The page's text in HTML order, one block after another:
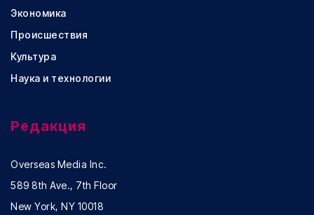
Экономика
Происшествия
Культура
Наука и технологии
Редакция
Overseas Media Inc.
589 8th Ave., 7th Floor
New York, NY 10018